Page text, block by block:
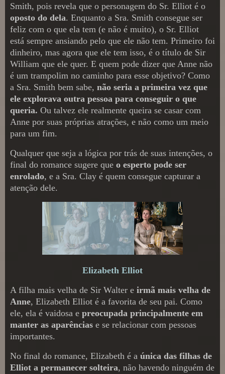
Smith, pois revela que o personagem do Sr. Elliot é o
oposto do dela. Enquanto a Sra. Smith consegue ser
feliz com o que ela tem (e não é muito), o Sr. Elliot
está sempre ansiando pelo que ele não tem. Primeiro foi
dinheiro, mas agora que ele tem isso, é o título de Sir
William que ele quer. E quem pode dizer que Anne não
é um trampolim no caminho para esse objetivo? Como
a Sra. Smith bem sabe, não seria a primeira vez que
ele explorava outra pessoa para conseguir o que
queria. Ou talvez ele realmente queira se casar com
Anne por suas próprias atrações, e não como um meio
para um fim.
Qualquer que seja a lógica por trás de suas intenções, o
final do romance sugere que o esperto pode ser
enrolado, e a Sra. Clay é quem consegue capturar a
atenção dele.
Elizabeth Elliot
A filha mais velha de Sir Walter e irmã mais velha de
Anne, Elizabeth Elliot é a favorita de seu pai. Como
ele, ela é vaidosa e preocupada principalmente em
manter as aparências e se relacionar com pessoas
importantes.
No final do romance, Elizabeth é a única das filhas de
Elliot a permanecer solteira, não havendo ninguém de